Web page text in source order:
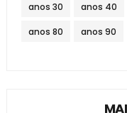
anos 30 anos 40
anos 80 anos 90